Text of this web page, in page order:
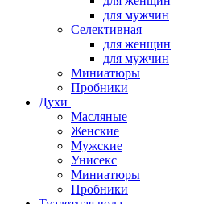
для мужчин
Селективная
для женщин
для мужчин
Миниатюры
Пробники
Духи
Масляные
Женские
Мужские
Унисекс
Миниатюры
Пробники